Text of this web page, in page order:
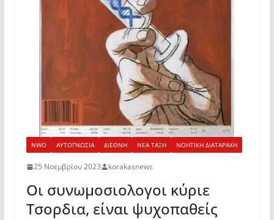
NWO ΑΥΤΟΓΝΩΣΙΑ ΔΙΕΘΝΗ ΝΕΑ ΤΑΞΗ ΝΟΗΤΙΚΗ ΔΙΑΤΑΡΑΧΗ
25 Νοεμβρίου 2023 korakasnews
Οι συνωμοσιολογοι κύριε
Τσορδια, είναι ψυχοπαθείς